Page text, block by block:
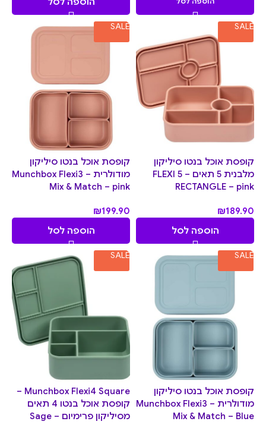
SALE
קופסת אוכל בנטו סיליקון
מלבנית 5 תאים – FLEXI 5
RECTANGLE – pink
₪189.90
הוספה לסל
SALE
קופסת אוכל בנטו סיליקון
מודולרית – Munchbox Flexi3
Mix & Match – pink
₪199.90
הוספה לסל
SALE
קופסת אוכל בנטו סיליקון
מודולרית – Munchbox Flexi3
Mix & Match – Blue
SALE
Munchbox Flexi4 Square –
קופסת אוכל בנטו 4 תאים
מסיליקון פרימיום – Sage